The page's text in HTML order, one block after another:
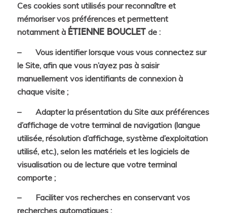
Ces cookies sont utilisés pour reconnaître et
mémoriser vos préférences et permettent
notamment à ÉTIENNE BOUCLET de :
– Vous identifier lorsque vous vous connectez sur
le Site, afin que vous n’ayez pas à saisir
manuellement vos identifiants de connexion à
chaque visite ;
– Adapter la présentation du Site aux préférences
d’affichage de votre terminal de navigation (langue
utilisée, résolution d’affichage, système d’exploitation
utilisé, etc.), selon les matériels et les logiciels de
visualisation ou de lecture que votre terminal
comporte ;
– Faciliter vos recherches en conservant vos
recherches automatiques ;